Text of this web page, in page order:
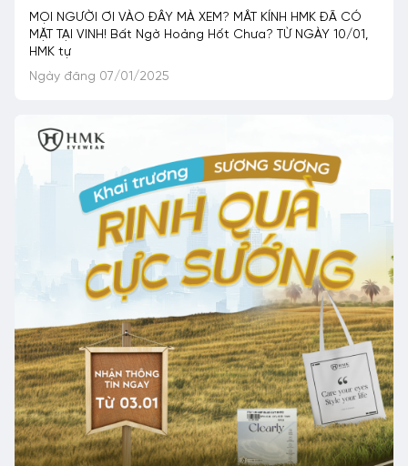
HÀNG TRIỆU QUÀ TẶNG
MỌI NGƯỜI ƠI VÀO ĐÂY MÀ XEM? MẮT KÍNH HMK ĐÃ CÓ
MẶT TẠI VINH! Bất Ngờ Hoảng Hốt Chưa? TỪ NGÀY 10/01,
HMK tự
Ngày đăng 07/01/2025